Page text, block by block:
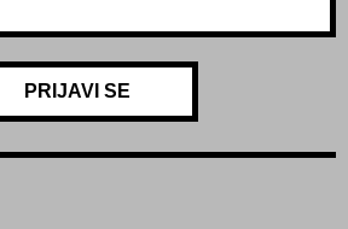
PRIJAVI SE